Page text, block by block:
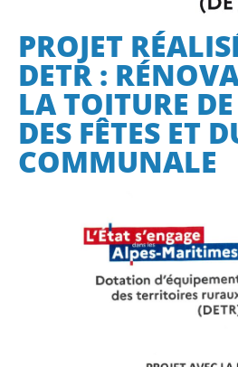
PROJET
DETR :
LA TOITURE
DES FÊTES ET
COMMUNALE